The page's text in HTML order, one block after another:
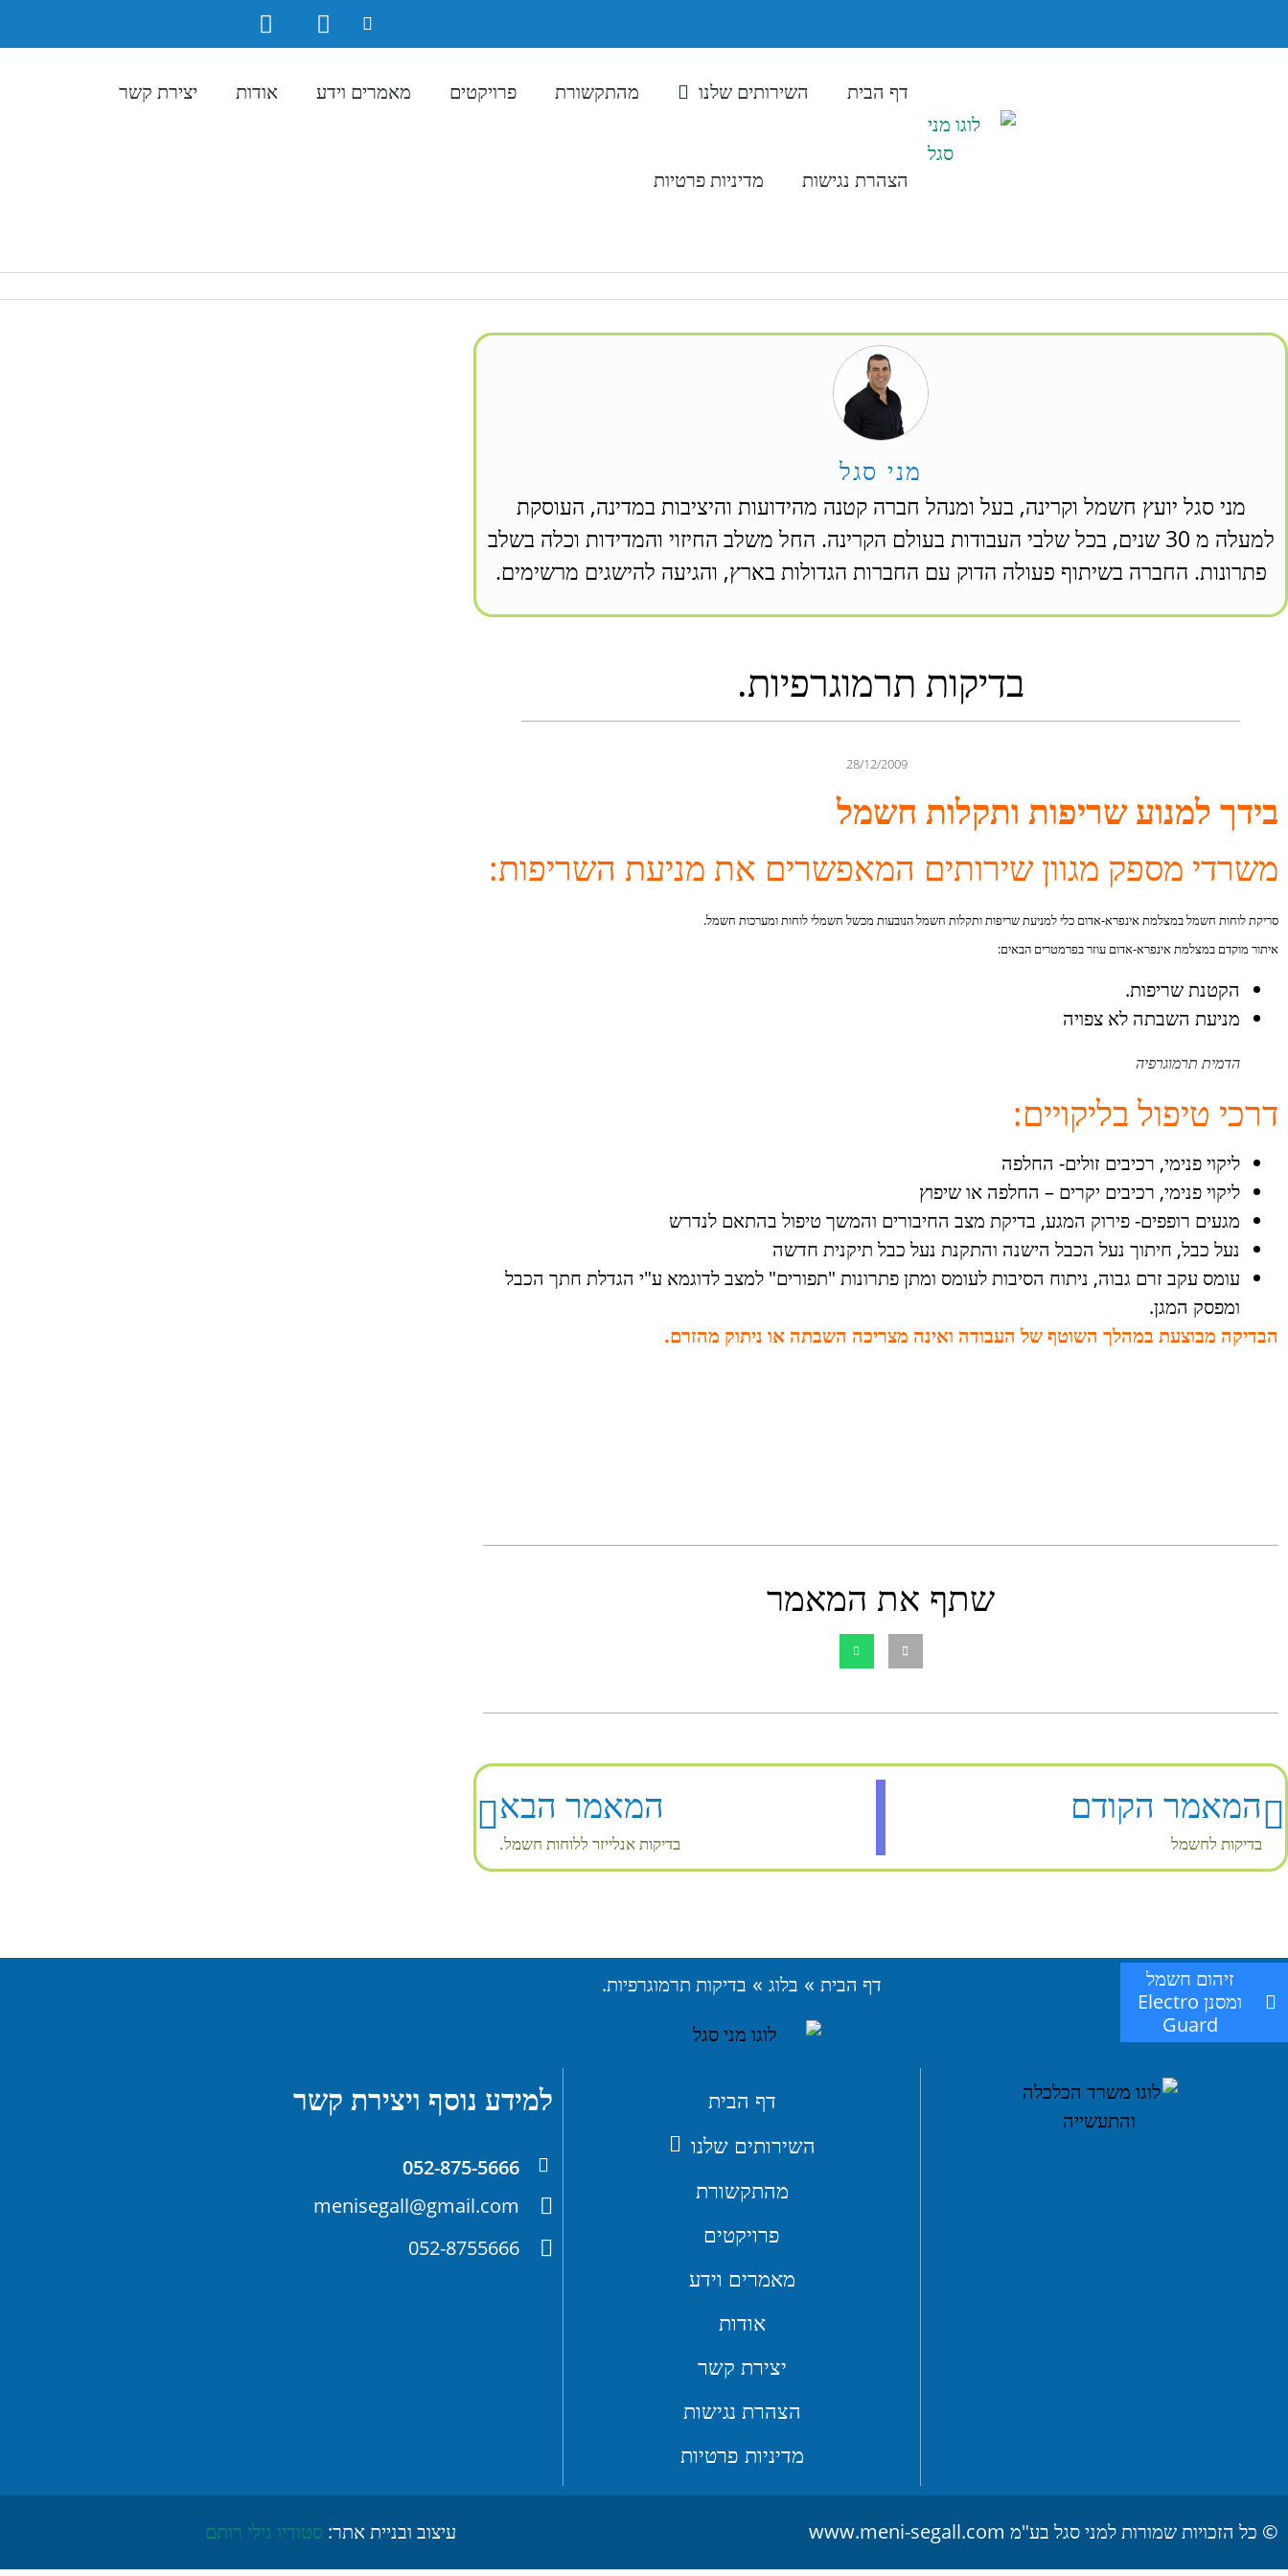
דף הבית השירותים שלנו מהתקשורת פרויקטים מאמרים וידע אודות יצירת קשר
הצהרת נגישות מדיניות פרטיות
זיהום חשמל
ומסנן Electro
Guard
מני סגל
מני סגל יועץ חשמל וקרינה, בעל ומנהל חברה קטנה מהידועות והיציבות במדינה, העוסקת
למעלה מ 30 שנים, בכל שלבי העבודות בעולם הקרינה. החל משלב החיזוי והמדידות וכלה בשלב
פתרונות. החברה בשיתוף פעולה הדוק עם החברות הגדולות בארץ, והגיעה להישגים מרשימים.
בדיקות תרמוגרפיות.
28/12/2009
בידך למנוע שריפות ותקלות חשמל
משרדי מספק מגוון שירותים המאפשרים את מניעת השריפות:
סריקת לוחות חשמל במצלמת אינפרא-אדום כלי למניעת שריפות ותקלות חשמל הנובעות מכשל חשמלי לוחות ומערכות חשמל.
איתור מוקדם במצלמת אינפרא-אדום עוזר בפרמטרים הבאים:
הקטנת שריפות.
מניעת השבתה לא צפויה
הדמית תרמוגרפיה
דרכי טיפול בליקויים:
ליקוי פנימי, רכיבים זולים- החלפה
ליקוי פנימי, רכיבים יקרים – החלפה או שיפוץ
מגעים רופפים- פירוק המגע, בדיקת מצב החיבורים והמשך טיפול בהתאם לנדרש
נעל כבל, חיתוך נעל הכבל הישנה והתקנת נעל כבל תיקנית חדשה
עומס עקב זרם גבוה, ניתוח הסיבות לעומס ומתן פתרונות "תפורים" למצב לדוגמא ע"י הגדלת חתך הכבל
ומפסק המגן.
הבדיקה מבוצעת במהלך השוטף של העבודה ואינה מצריכה השבתה או ניתוק מהזרם.
שתף את המאמר
המאמר הקודם
בדיקות לחשמל
המאמר הבא
בדיקות אנלייזר ללוחות חשמל.
דף הבית » בלוג » בדיקות תרמוגרפיות.
דף הבית
השירותים שלנו
מהתקשורת
פרויקטים
מאמרים וידע
אודות
יצירת קשר
הצהרת נגישות
מדיניות פרטיות
למידע נוסף ויצירת קשר
052-875-5666
menisegall@gmail.com
052-8755666
© כל הזכויות שמורות למני סגל בע"מ www.meni-segall.com עיצוב ובניית אתר: סטודיו גילי רותם